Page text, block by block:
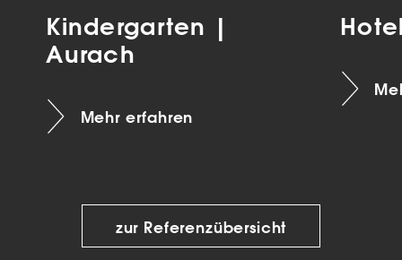
Kindergarten |
Aurach
Mehr erfahren
zur Referenzübersicht